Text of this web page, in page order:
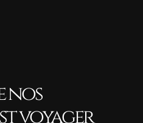
nos
voyager